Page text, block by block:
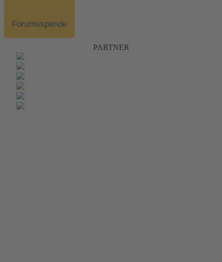
Forumsspende
PARTNER